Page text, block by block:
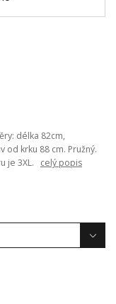
délka 82cm,
od krku 88 cm. Pružný.
je 3XL. celý popis